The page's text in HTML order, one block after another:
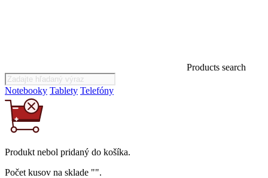
Products search
Notebooky Tablety Telefóny
Produkt nebol pridaný do košíka.
Počet kusov na sklade "".